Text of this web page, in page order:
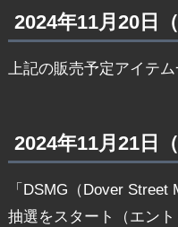
2024年11月20日
上記の販売予定アイテム
2024年11月21日
「DSMG（Dover
抽選をスタート（エン